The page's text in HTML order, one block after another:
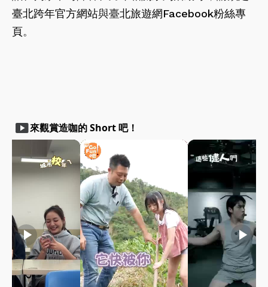
臺北跨年官方網站與臺北旅遊網Facebook粉絲專
頁。
smart_display來觀賞造咖的 Short 吧！
play_arrow play_arrow play_arrow